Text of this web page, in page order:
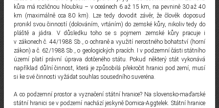
kůra má rozličnou hloubku – v oceánech 6 až 15 km, na pevnině 30 až 40
km (maximálně cca 80 km). Lze tedy dovodit závěr, že člověk doposud
pronikl svou činností (dolováním, vrtáním) do zemské kůry, nikoliv tedy do
pláště a jádra. V důsledku toho se s pojmem zemské kůry pracuje i
v zákonech č. 44/1988 Sb., o ochraně a využití nerostného bohatství (horní
zákon) a č. 62/1988 Sb., o geologických pracích. I v podzemní části státního
území platí právní úprava dotčeného státu. Pokud některý stát vykonává
například důlní činnost, která je způsobilá překročit hranici pod zemí, musí
si ke své činnosti vyžádat souhlas sousedního suveréna.
A co podzemní prostor a vyznačení státní hranice? Na slovensko-maďarské
státní hranici se v podzemí nachází jeskyně Domica-Aggtelek. Státní hranice